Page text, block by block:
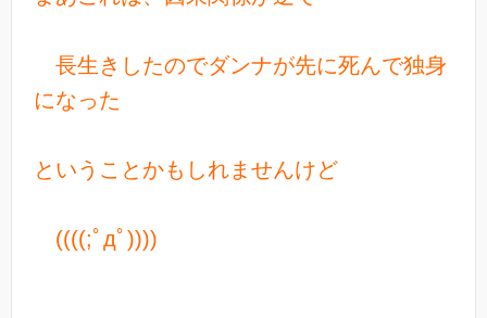
長生きしたのでダンナが先に死んで独身
になった
ということかもしれませんけど
((((;ﾟдﾟ))))